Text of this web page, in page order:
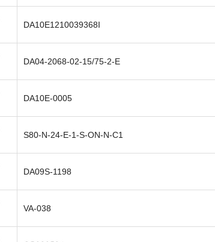
DA10E1210039368I
DA04-2068-02-15/75-2-E
DA10E-0005
S80-N-24-E-1-S-ON-N-C1
DA09S-1198
VA-038